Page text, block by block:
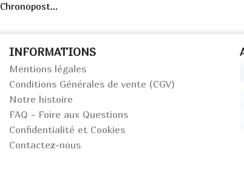
Chronopost...
INFORMATIONS
Mentions légales
Conditions Générales de vente (CGV)
Notre histoire
FAQ - Foire aux Questions
Confidentialité et Cookies
Contactez-nous